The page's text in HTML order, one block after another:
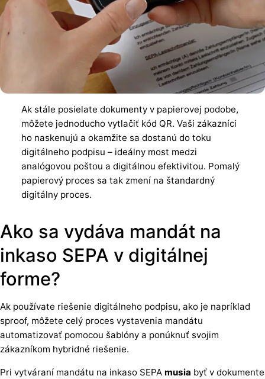
Ak stále posielate dokumenty v papierovej podobe,
môžete jednoducho vytlačiť kód QR. Vaši zákazníci
ho naskenujú a okamžite sa dostanú do toku
digitálneho podpisu – ideálny most medzi
analógovou poštou a digitálnou efektivitou. Pomalý
papierový proces sa tak zmení na štandardný
digitálny proces.
Ako sa vydáva mandát na
inkaso SEPA v digitálnej
forme?
Ak používate riešenie digitálneho podpisu, ako je napríklad
sproof, môžete celý proces vystavenia mandátu
automatizovať pomocou šablóny a ponúknuť svojim
zákazníkom hybridné riešenie.
Pri vytváraní mandátu na inkaso SEPA musia byť v dokumente